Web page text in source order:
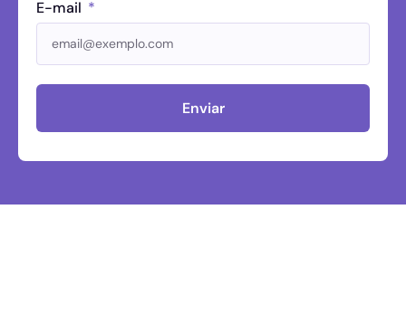
E-mail
Enviar